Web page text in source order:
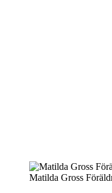
Matilda Gross